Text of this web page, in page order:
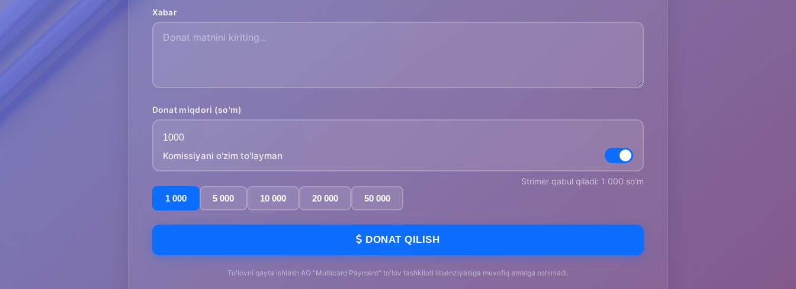
Xabar
Donat miqdori (so'm)
Komissiyani o'zim to'layman
Strimer qabul qiladi: 1 000 so'm
1 000
5 000 10 000 20 000 50 000
DONAT QILISH
To'lovni qayta ishlash AO "Multicard Payment" to'lov tashkiloti litsenziyasiga muvofiq amalga oshiriladi.